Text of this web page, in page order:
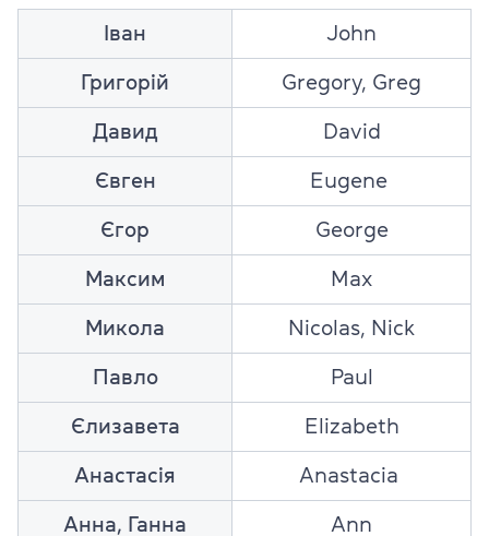
Іван John
Григорій Gregory, Greg
Давид David
Євген Eugene
Єгор George
Максим Max
Микола Nicolas, Nick
Павло Paul
Єлизавета Elizabeth
Анастасія Anastacia
Анна, Ганна Ann